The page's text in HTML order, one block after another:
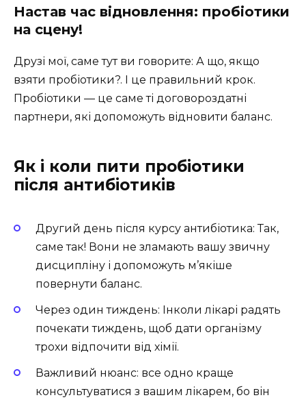
Настав час відновлення: пробіотики
на сцену!
Друзі мої, саме тут ви говорите: А що, якщо
взяти пробіотики?. І це правильний крок.
Пробіотики — це саме ті договороздатні
партнери, які допоможуть відновити баланс.
Як і коли пити пробіотики
після антибіотиків
Другий день після курсу антибіотика: Так,
саме так! Вони не зламають вашу звичну
дисципліну і допоможуть м’якіше
повернути баланс.
Через один тиждень: Інколи лікарі радять
почекати тиждень, щоб дати організму
трохи відпочити від хімії.
Важливий нюанс: все одно краще
консультуватися з вашим лікарем, бо він